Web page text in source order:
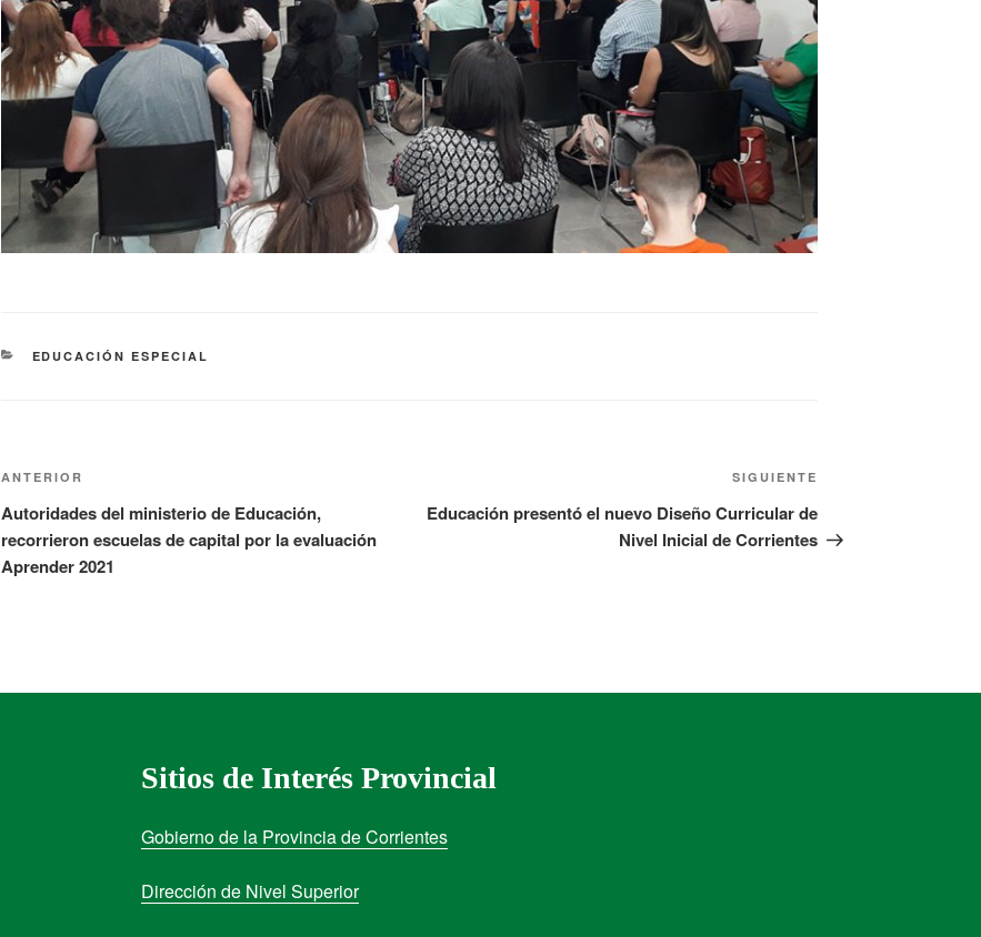
EDUCACIÓN ESPECIAL
ANTERIOR
Autoridades del ministerio de Educación,
recorrieron escuelas de capital por la evaluación
Aprender 2021
SIGUIENTE
Educación presentó el nuevo Diseño Curricular de
Nivel Inicial de Corrientes
Sitios de Interés Provincial
Gobierno de la Provincia de Corrientes
Dirección de Nivel Superior